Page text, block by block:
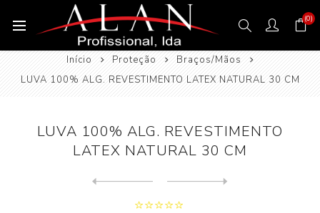
(0)
Início Proteção
Braços/Mãos
LUVA 100% ALG. REVESTIMENTO LATEX NATURAL 30 CM
LUVA 100% ALG. REVESTIMENTO
LATEX NATURAL 30 CM